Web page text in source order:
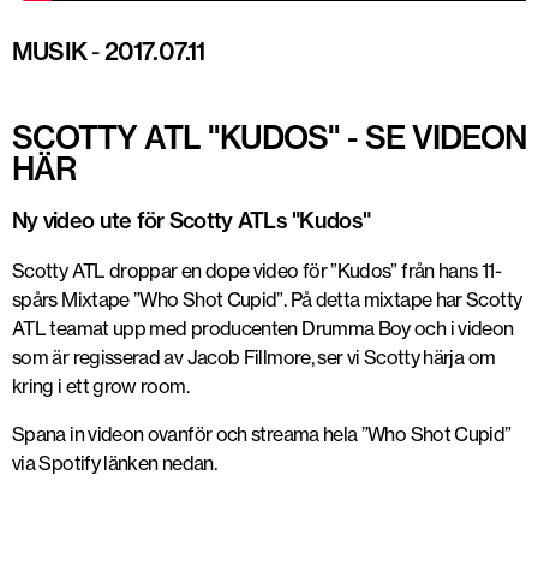
MUSIK-2017.07.11
SCOTTY ATL "KUDOS" - SE VIDEON
HÄR
Ny video ute för Scotty ATLs "Kudos"
Scotty ATL droppar en dope video för ”Kudos” från hans 11-
spårs Mixtape ”Who Shot Cupid”. På detta mixtape har Scotty
ATL teamat upp med producenten Drumma Boy och i videon
som är regisserad av Jacob Fillmore, ser vi Scotty härja om
kring i ett grow room.
Spana in videon ovanför och streama hela ”Who Shot Cupid”
via Spotify länken nedan.